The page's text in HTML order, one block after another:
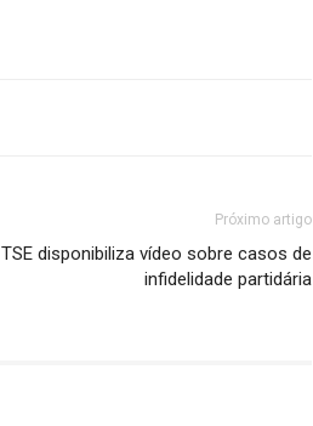
Próximo artigo
TSE disponibiliza vídeo sobre casos de
infidelidade partidária